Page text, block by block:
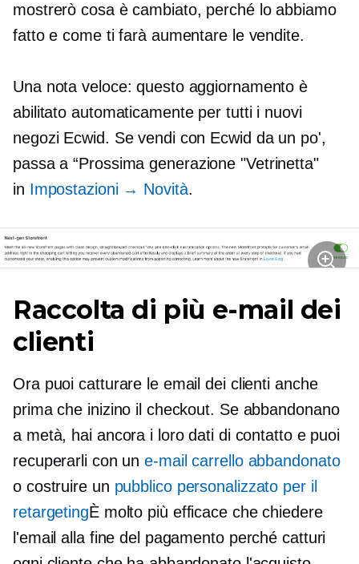
mostrerò cosa è cambiato, perché lo abbiamo
fatto e come ti farà aumentare le vendite.
Una nota veloce: questo aggiornamento è
abilitato automaticamente per tutti i nuovi
negozi Ecwid. Se vendi con Ecwid da un po',
passa a“Prossima generazione "Vetrinetta"
in Impostazioni → Novità.
Raccolta di più e-mail dei
clienti
Ora puoi catturare le email dei clienti anche
prima che inizino il checkout. Se abbandonano
a metà, hai ancora i loro dati di contatto e puoi
recuperarli con une-mail carrello abbandonato
o costruire un pubblico personalizzato per il
retargetingÈ molto più efficace che chiedere
l'email alla fine del pagamento perché catturi